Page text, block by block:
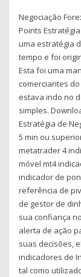
Negociação
Points
uma estratégia
tempo e foi
Esta foi uma
comerciantes
estava indo no
simples.
Estratégia de
5 min ou
metatrader 4
móvel mt4
indicador de
referência de
de gestor de
sua confiança
alerta de ação
suas decisões,
indicadores de
tal como